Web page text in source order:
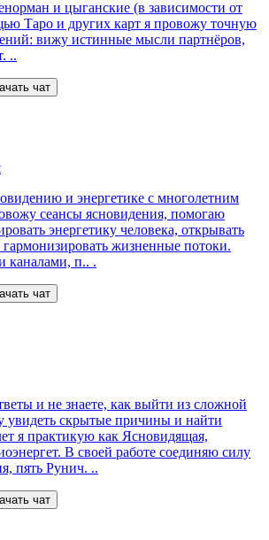
и цыганские (в зависимости от
Таро и других карт я провожу точную
вижу истинные мысли партнёров,
..
чат
и энергетике с многолетним
сеансы ясновидения, помогаю
энергетику человека, открывать
жизненные потоки.
каналами, п.. .
чат
и не знаете, как выйти из сложной
увидеть скрытые причины и найти
я практикую как Ясновидящая,
В своей работе соединяю силу
пять Рунич. ..
чат